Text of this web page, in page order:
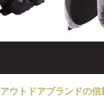
アウトドアブランドの信